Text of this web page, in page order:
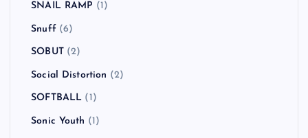
SNAIL RAMP (1)
Snuff (6)
SOBUT(2)
Social Distortion (2)
SOFTBALL (1)
Sonic Youth (1)